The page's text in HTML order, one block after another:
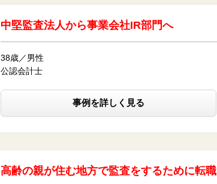
中堅監査法人から事業会社IR部門へ
38歳／男性
公認会計士
事例を詳しく見る
高齢の親が住む地方で監査をするために転職